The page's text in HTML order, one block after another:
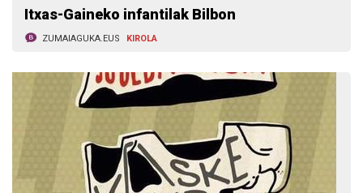
Itxas-Gaineko infantilak Bilbon
ZUMAIAGUKA.EUS KIROLA